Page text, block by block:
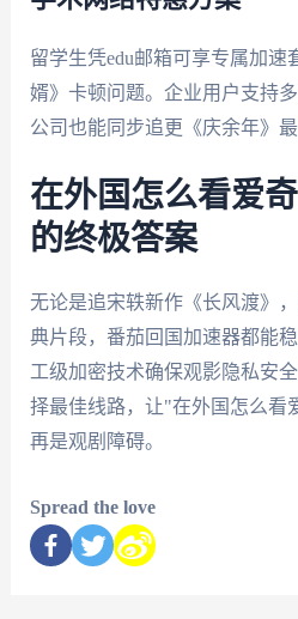
留学生凭edu邮箱可享专属加速
婿》卡顿问题。企业用户支持
公司也能同步追更《庆余年》最
在外国怎么看爱
的终极答案
无论是追宋轶新作《长风渡》
典片段，番茄回国加速器都能
工级加密技术确保观影隐私安
择最佳线路，让"在外国怎么看
再是观剧障碍。
Spread the love